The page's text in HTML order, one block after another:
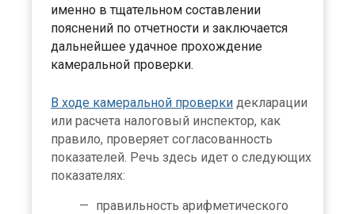
именно в тщательном составлении
пояснений по отчетности и заключается
дальнейшее удачное прохождение
камеральной проверки.
В ходе камеральной проверки декларации
или расчета налоговый инспектор, как
правило, проверяет согласованность
показателей. Речь здесь идет о следующих
показателях:
правильность арифметического